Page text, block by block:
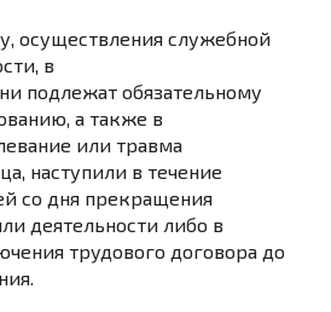
, осуществления служебной
в
подлежат обязательному
а также в
или травма
наступили в течение
со дня прекращения
деятельности либо в
трудового договора до